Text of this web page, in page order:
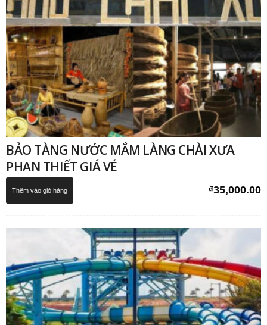
BẢO TÀNG NƯỚC MẮM LÀNG CHÀI XƯA
PHAN THIẾT GIÁ VÉ
₫35,000.00
Thêm vào giỏ hàng